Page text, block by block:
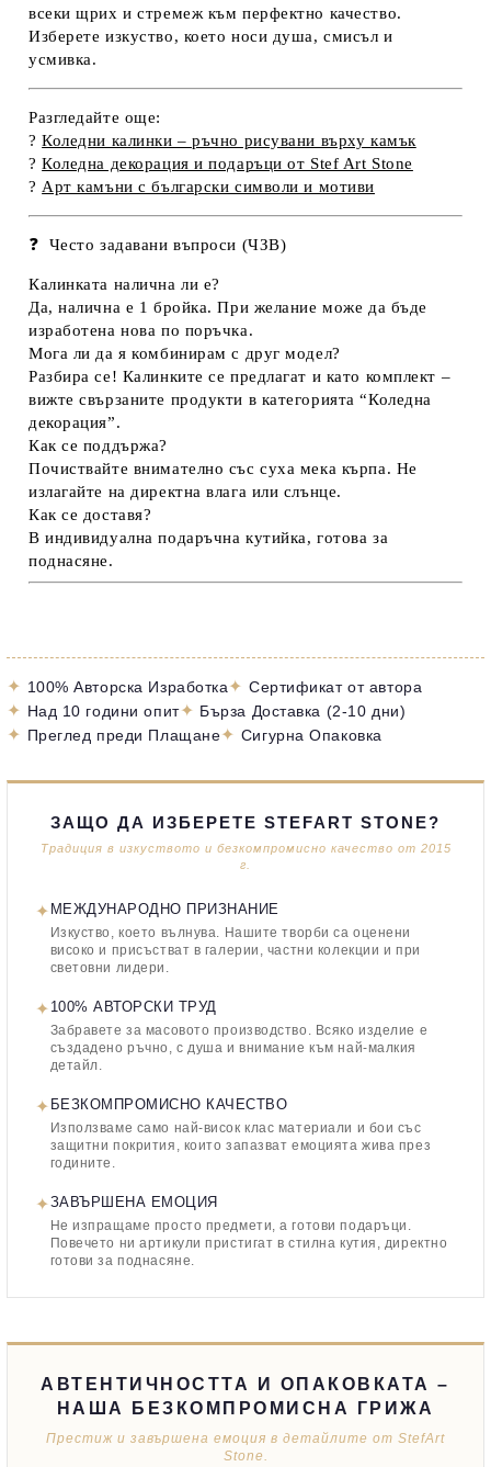
всеки щрих и стремеж към перфектно качество.
Изберете изкуство, което носи душа, смисъл и
усмивка.
Разгледайте още:
?Коледни калинки – ръчно рисувани върху камък
?Коледна декорация и подаръци от Stef Art Stone
? Арт камъни с български символи и мотиви
❓ Често задавани въпроси (ЧЗВ)
Калинката налична ли е?
Да, налична е 1 бройка. При желание може да бъде
изработена нова по поръчка.
Мога ли да я комбинирам с друг модел?
Разбира се! Калинките се предлагат и като комплект –
вижте свързаните продукти в категорията “Коледна
декорация”.
Как се поддържа?
Почиствайте внимателно със суха мека кърпа. Не
излагайте на директна влага или слънце.
Как се доставя?
В индивидуална подаръчна кутийка, готова за
поднасяне.
✦ 100% Авторска Изработка✦ Сертификат от автора
✦ Над 10 години опит✦ Бърза Доставка (2-10 дни)
✦ Преглед преди Плащане✦ Сигурна Опаковка
ЗАЩО ДА ИЗБЕРЕТЕ STEFART STONE?
Традиция в изкуството и безкомпромисно качество от 2015
г.
✦ МЕЖДУНАРОДНО ПРИЗНАНИЕ
Изкуство, което вълнува. Нашите творби са оценени
високо и присъстват в галерии, частни колекции и при
световни лидери.
✦ 100% АВТОРСКИ ТРУД
Забравете за масовото производство. Всяко изделие е
създадено ръчно, с душа и внимание към най-малкия
детайл.
✦ БЕЗКОМПРОМИСНО КАЧЕСТВО
Използваме само най-висок клас материали и бои със
защитни покрития, които запазват емоцията жива през
годините.
✦ЗАВЪРШЕНА ЕМОЦИЯ
Не изпращаме просто предмети, а готови подаръци.
Повечето ни артикули пристигат в стилна кутия, директно
готови за поднасяне.
АВТЕНТИЧНОСТТА И ОПАКОВКАТА –
НАША БЕЗКОМПРОМИСНА ГРИЖА
Престиж и завършена емоция в детайлите от StefArt
Stone.